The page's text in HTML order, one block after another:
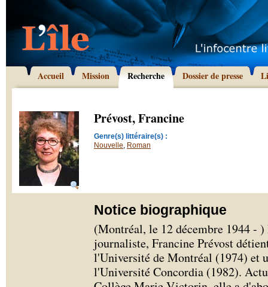
Accueil Mission Recherche Dossier de presse
Prévost, Francine
Genre(s) littéraire(s) :
Nouvelle, Roman
Notice biographique
(Montréal, le 12 décembre 1944 -
journaliste, Francine Prévost
l'Université de Montréal (1974) et
l'Université Concordia (1982).